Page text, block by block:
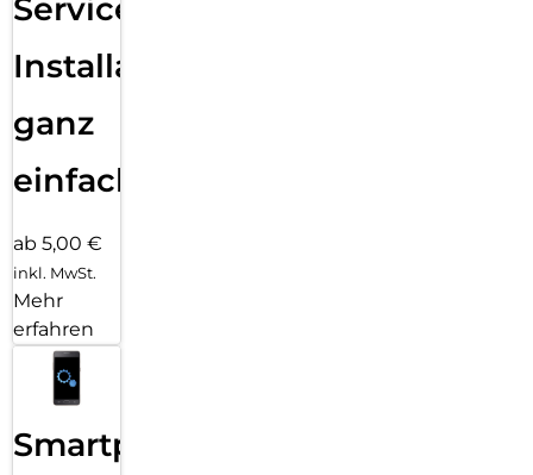
Services
Installation
ganz
einfach
ab 5,00 €
inkl. MwSt.
Mehr
erfahren
Smartphone